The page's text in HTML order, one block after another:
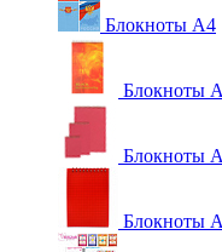
Блокноты А4
Блокноты
Блокноты
Блокноты